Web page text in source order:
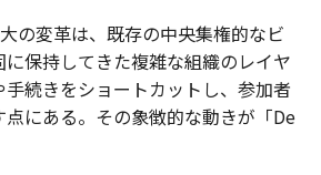
の変革は、既存の中央集権的なビ
保持してきた複雑な組織のレイヤ
続きをショートカットし、参加者
にある。その象徴的な動きが「De